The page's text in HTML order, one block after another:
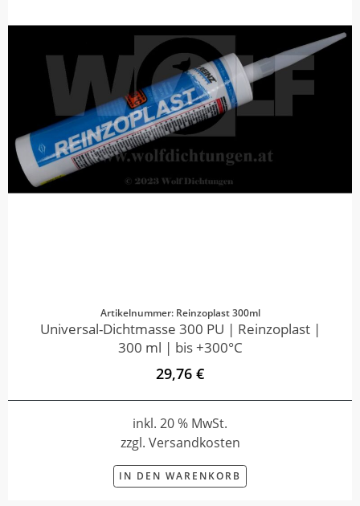
Artikelnummer: Reinzoplast 300ml
Universal-Dichtmasse 300 PU | Reinzoplast |
300 ml | bis +300°C
29,76 €
inkl. 20 % MwSt.
zzgl. Versandkosten
IN DEN WARENKORB